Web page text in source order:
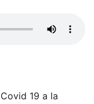
19 a la